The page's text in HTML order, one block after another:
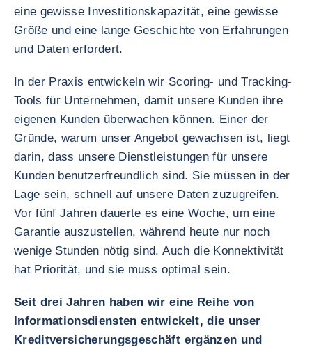
eine gewisse Investitionskapazität, eine gewisse
Größe und eine lange Geschichte von Erfahrungen
und Daten erfordert.
In der Praxis entwickeln wir Scoring- und Tracking-
Tools für Unternehmen, damit unsere Kunden ihre
eigenen Kunden überwachen können. Einer der
Gründe, warum unser Angebot gewachsen ist, liegt
darin, dass unsere Dienstleistungen für unsere
Kunden benutzerfreundlich sind. Sie müssen in der
Lage sein, schnell auf unsere Daten zuzugreifen.
Vor fünf Jahren dauerte es eine Woche, um eine
Garantie auszustellen, während heute nur noch
wenige Stunden nötig sind. Auch die Konnektivität
hat Priorität, und sie muss optimal sein.
Seit drei Jahren haben wir eine Reihe von
Informationsdiensten entwickelt, die unser
Kreditversicherungsgeschäft ergänzen und